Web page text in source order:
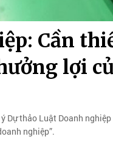
Cần
lợi
thảo Luật Doanh
nghiệp”.